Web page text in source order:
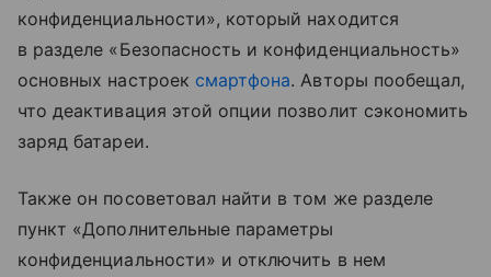
конфиденциальности», который находится
в разделе «Безопасность и конфиденциальность»
основных настроек смартфона. Авторы пообещал,
что деактивация этой опции позволит сэкономить
заряд батареи.
Также он посоветовал найти в том же разделе
пункт «Дополнительные параметры
конфиденциальности» и отключить в нем